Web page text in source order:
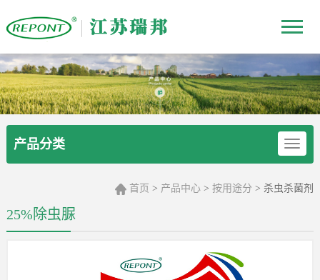
产品分类
首页 > 产品中心 >按用途分 >杀虫杀菌剂
25%除虫脲